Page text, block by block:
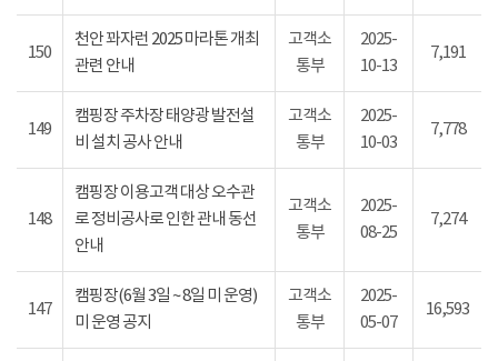
150
천안 꽈자런 2025 마라톤 개최
관련 안내
고객소
통부
2025-
10-13
7,191
149
캠핑장 주차장 태양광 발전설
비 설치 공사 안내
고객소
통부
2025-
10-03
7,778
148
캠핑장 이용고객 대상 오수관
로 정비공사로 인한 관내 동선
안내
고객소
통부
2025-
08-25
7,274
147
캠핑장(6월 3일 ~ 8일 미 운영)
미 운영 공지
고객소
통부
2025-
05-07
16,593